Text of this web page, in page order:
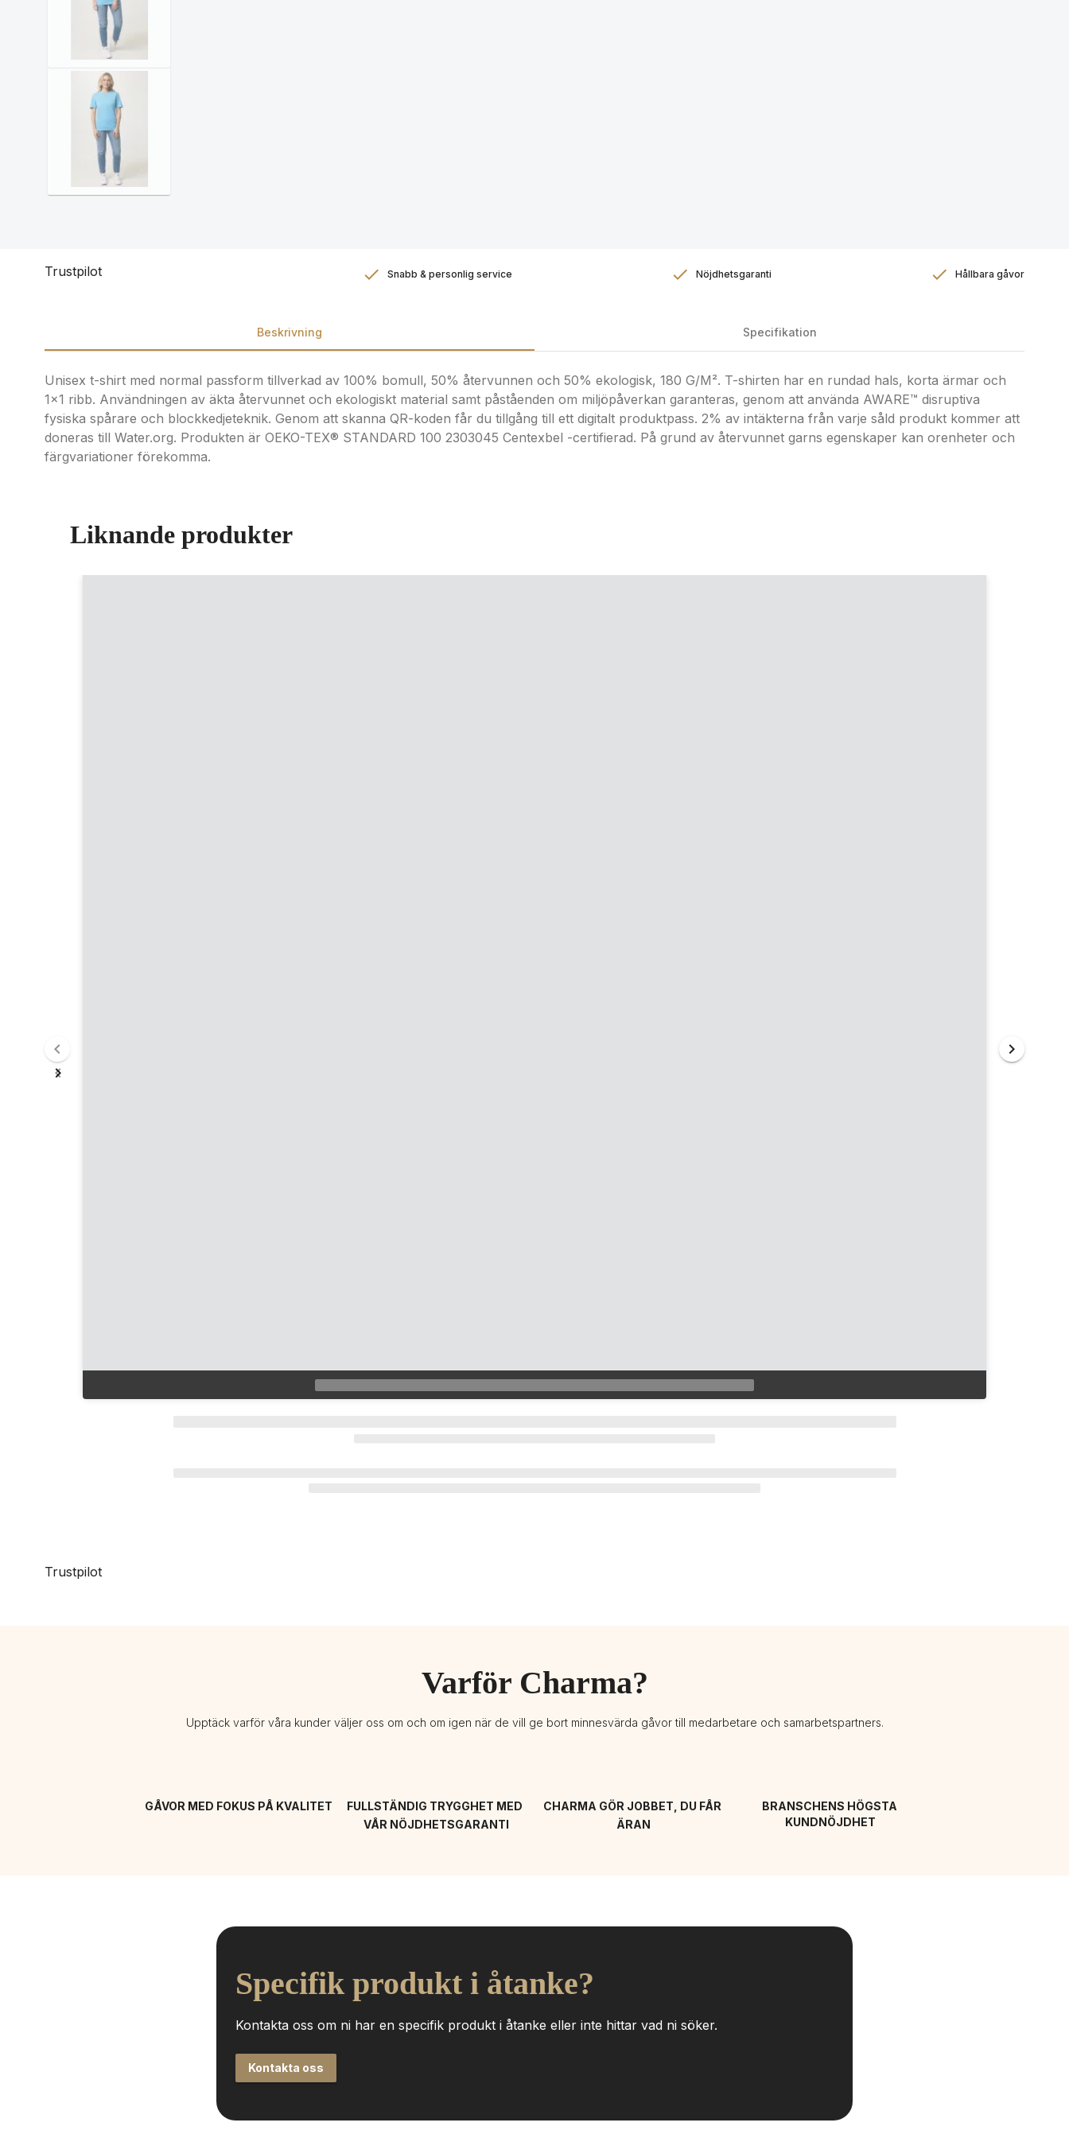
Trustpilot Snabb & personlig service Nöjdhetsgaranti Hållbara gåvor
Beskrivning Specifikation
Unisex t-shirt med normal passform tillverkad av 100% bomull, 50% återvunnen och 50% ekologisk, 180 G/M². T-shirten har en rundad hals, korta ärmar och
1x1 ribb. Användningen av äkta återvunnet och ekologiskt material samt påståenden om miljöpåverkan garanteras, genom att använda AWARE™ disruptiva
fysiska spårare och blockkedjeteknik. Genom att skanna QR-koden får du tillgång till ett digitalt produktpass. 2% av intäkterna från varje såld produkt kommer att
doneras till Water.org. Produkten är OEKO-TEX® STANDARD 100 2303045 Centexbel -certifierad. På grund av återvunnet garns egenskaper kan orenheter och
färgvariationer förekomma.
Liknande produkter
Trustpilot
Varför Charma?
Upptäck varför våra kunder väljer oss om och om igen när de vill ge bort minnesvärda gåvor till medarbetare och samarbetspartners.
GÅVOR MED FOKUS PÅ KVALITET
FULLSTÄNDIG TRYGGHET MED
VÅR NÖJDHETSGARANTI
CHARMA GÖR JOBBET, DU FÅR
ÄRAN
BRANSCHENS HÖGSTA
KUNDNÖJDHET
Specifik produkt i åtanke?
Kontakta oss om ni har en specifik produkt i åtanke eller inte hittar vad ni söker.
Kontakta oss